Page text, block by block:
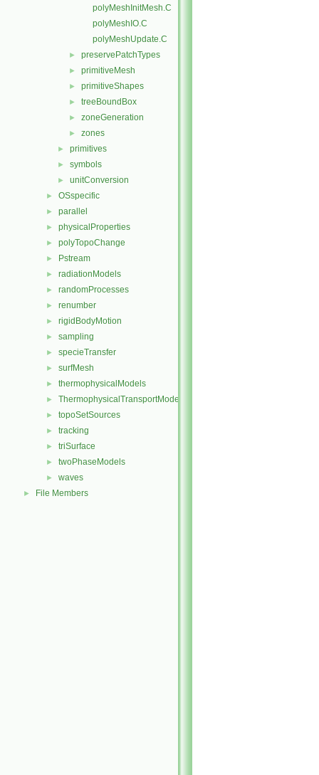
polyMeshInitMesh.C
polyMeshIO.C
polyMeshUpdate.C
► preservePatchTypes
► primitiveMesh
► primitiveShapes
► treeBoundBox
► zoneGeneration
► zones
► primitives
► symbols
► unitConversion
► OSspecific
► parallel
► physicalProperties
► polyTopoChange
► Pstream
► radiationModels
► randomProcesses
► renumber
► rigidBodyMotion
► sampling
► specieTransfer
► surfMesh
► thermophysicalModels
► ThermophysicalTransportModels
► topoSetSources
► tracking
► triSurface
► twoPhaseModels
► waves
► File Members